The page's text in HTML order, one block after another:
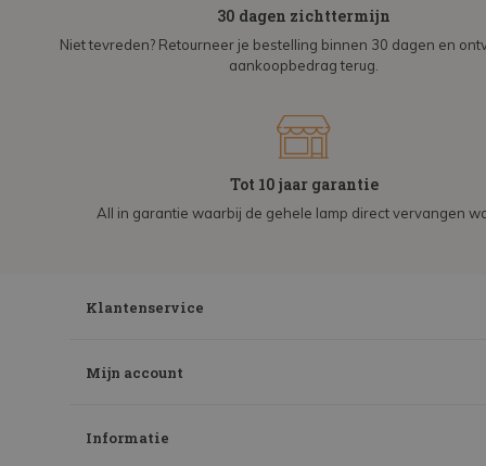
30 dagen zichttermijn
Niet tevreden? Retourneer je bestelling binnen 30 dagen en
aankoopbedrag terug.
Tot 10 jaar garantie
All in garantie waarbij de gehele lamp direct vervangen
Klantenservice
Mijn account
Informatie